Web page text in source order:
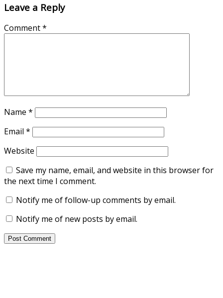
Leave a Reply
Comment*
Name *
Email *
Website
Save my name, email, and website in this browser for
the next time I comment.
Notify me of follow-up comments by email.
Notify me of new posts by email.